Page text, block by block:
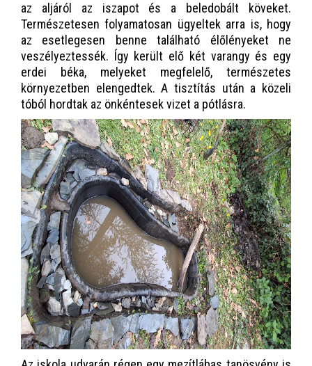
az aljáról az iszapot és a beledobált köveket.
Természetesen folyamatosan ügyeltek arra is, hogy
az esetlegesen benne található élőlényeket ne
veszélyeztessék. Így került elő két varangy és egy
erdei béka, melyeket megfelelő, természetes
környezetben elengedtek. A tisztítás után a közeli
tóból hordtak az önkéntesek vizet a pótlásra.